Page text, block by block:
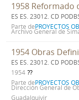
1958 Reformado
ES ES. 23012. CD
Parte dePROYECTOS
Archivo General de
1954 Obras
ES ES. 23012. CD
1954
Parte dePROYECTOS
Dirección General de
Guadalquivir